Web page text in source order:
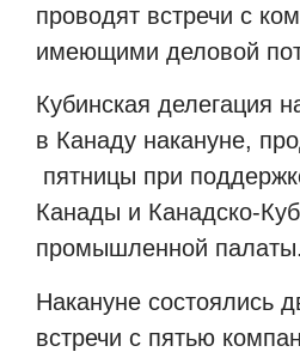
проводят встречи с
имеющими деловой
Кубинская делегация
в Канаду накануне,
пятницы при
Канады и Канадско-
промышленной палаты.
Накануне состоялись
встречи с пятью